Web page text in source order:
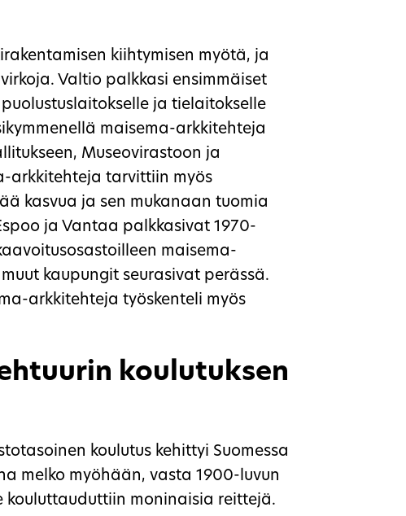
kiihtymisen myötä, ja
Valtio palkkasi ensimmäiset
ja tielaitokselle
maisema-arkkitehteja
Museovirastoon ja
arkkitehteja tarvittiin myös
kasvua ja sen mukanaan tuomia
ja Vantaa palkkasivat 1970-
maisema-
kaupungit seurasivat perässä.
arkkitehteja työskenteli myös
koulutuksen
koulutus kehittyi Suomessa
melko myöhään, vasta 1900-luvun
kouluttauduttiin moninaisia reittejä.